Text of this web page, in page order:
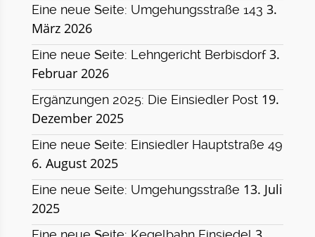
Eine neue Seite: Umgehungsstraße 143 3.
März 2026
Eine neue Seite: Lehngericht Berbisdorf 3.
Februar 2026
Ergänzungen 2025: Die Einsiedler Post 19.
Dezember 2025
Eine neue Seite: Einsiedler Hauptstraße 49
6. August 2025
Eine neue Seite: Umgehungsstraße 13. Juli
2025